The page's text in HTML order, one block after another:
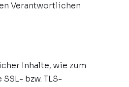
Verantwortlichen
Inhalte, wie zum
bzw. TLS-